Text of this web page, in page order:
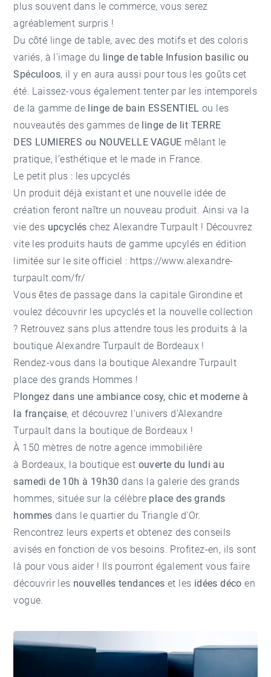
plus souvent dans le commerce, vous serez
agréablement surpris !
Du côté linge de table, avec des motifs et des coloris
variés, à l'image du linge de table Infusion basilic ou
Spéculoos, il y en aura aussi pour tous les goûts cet
été. Laissez-vous également tenter par les intemporels
de la gamme de linge de bain ESSENTIEL ou les
nouveautés des gammes de linge de lit TERRE
DES LUMIERES ou NOUVELLE VAGUE mêlant le
pratique, l’esthétique et le made in France.
Le petit plus : les upcyclés
Un produit déjà existant et une nouvelle idée de
création feront naître un nouveau produit. Ainsi va la
vie des upcyclés chez Alexandre Turpault ! Découvrez
vite les produits hauts de gamme upcylés en édition
limitée sur le site officiel : https://www.alexandre-
turpault.com/fr/
Vous êtes de passage dans la capitale Girondine et
voulez découvrir les upcyclés et la nouvelle collection
? Retrouvez sans plus attendre tous les produits à la
boutique Alexandre Turpault de Bordeaux !
Rendez-vous dans la boutique Alexandre Turpault
place des grands Hommes !
Plongez dans une ambiance cosy, chic et moderne à
la française, et découvrez l'univers d'Alexandre
Turpault dans la boutique de Bordeaux !
À 150 mètres de notreagence immobilière
à Bordeaux, la boutique est ouverte du lundi au
samedi de 10h à 19h30 dans la galerie des grands
hommes, située sur la célèbre place des grands
hommes dans lequartier du Triangle d'Or.
Rencontrez leurs experts et obtenez des conseils
avisés en fonction de vos besoins. Profitez-en, ils sont
là pour vous aider ! Ils pourront également vous faire
découvrir les nouvelles tendances et les idées déco en
vogue.